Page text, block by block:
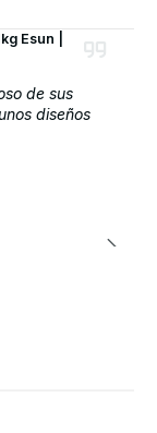
Esun |
de sus
diseños